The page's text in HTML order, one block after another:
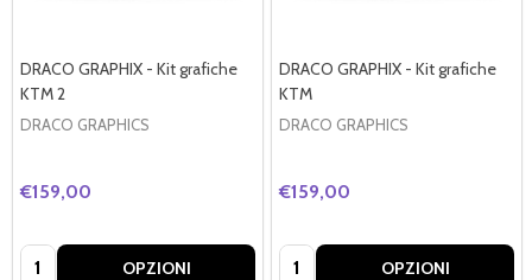
DRACO GRAPHIX - Kit grafiche
KTM 2
DRACO GRAPHICS
€159,00
Quantità: OPZIONI
DRACO GRAPHIX - Kit grafiche
KTM
DRACO GRAPHICS
€159,00
Quantità: OPZIONI